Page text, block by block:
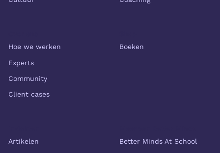
Hoe we werken
Experts
Community
Client cases
Boeken
Artikelen
Better Minds At School